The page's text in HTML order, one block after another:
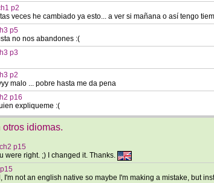
p2
veces he cambiado ya esto... a ver si mañana o así tengo
p5
no nos abandones :(
p3
p2
malo ... pobre hasta me da pena
p16
expliqueme :(
idiomas.
ch2 p15
were right. ;) I changed it. Thanks.
I'm not an english native so maybe I'm making a mistake, but